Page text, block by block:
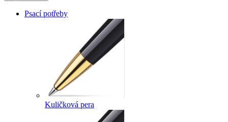
Psací potřeby
Kuličková pera